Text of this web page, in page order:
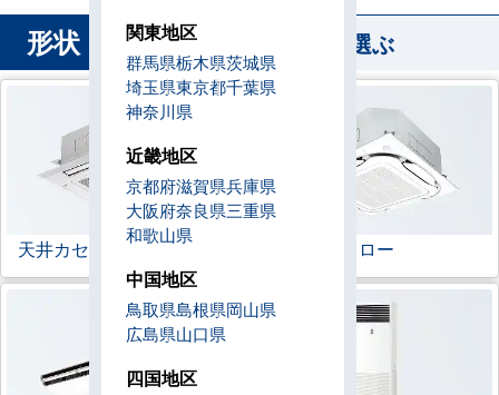
形状 から業務用エアコンを選ぶ
天井カセット形4方向 ラウンドフロー
関東地区
群馬県栃木県茨城県
埼玉県東京都千葉県
神奈川県
近畿地区
京都府滋賀県兵庫県
大阪府奈良県三重県
和歌山県
中国地区
鳥取県島根県岡山県
広島県山口県
四国地区